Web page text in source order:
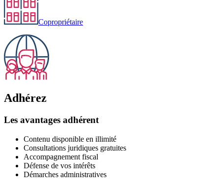
Copropriétaire
Adhérez
Les avantages adhérent
Contenu disponible en illimité
Consultations juridiques gratuites
Accompagnement fiscal
Défense de vos intérêts
Démarches administratives